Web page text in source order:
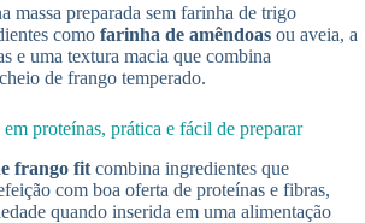
massa preparada sem farinha de trigo
como farinha de amêndoas ou aveia, a
e uma textura macia que combina
de frango temperado.
proteínas, prática e fácil de preparar
frango fit combina ingredientes que
com boa oferta de proteínas e fibras,
quando inserida em uma alimentação